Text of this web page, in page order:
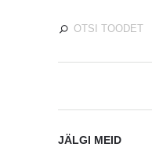
JÄLGI MEID